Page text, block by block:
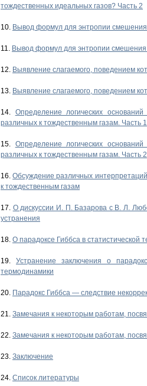
тождественных идеальных газов? Часть 2
10. Вывод формул для энтропии смешения
11. Вывод формул для энтропии смешения
12. Выявление слагаемого, поведением
13. Выявление слагаемого, поведением
14. Определение логических
различных к тождественным газам. Часть 1
15. Определение логических
различных к тождественным газам. Часть 2
16.Обсуждение различных
к тождественным газам
17. О дискуссии И. П. Базарова с В. Л.
устранения
18. О парадоксе Гиббса в
19. Устранение заключения о
термодинамики
20. Парадокс Гиббса — следствие
21. Замечания к некоторым работам,
22. Замечания к некоторым работам,
23. Заключение
24. Список литературы